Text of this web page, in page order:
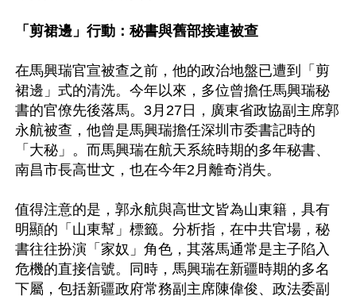
「剪裙邊」行動：秘書與舊部接連被查
在馬興瑞官宣被查之前，他的政治地盤已遭到「剪
裙邊」式的清洗。今年以來，多位曾擔任馬興瑞秘
書的官僚先後落馬。3月27日，廣東省政協副主席郭
永航被查，他曾是馬興瑞擔任深圳市委書記時的
「大秘」。而馬興瑞在航天系統時期的多年秘書、
南昌市長高世文，也在今年2月離奇消失。
值得注意的是，郭永航與高世文皆為山東籍，具有
明顯的「山東幫」標籤。分析指，在中共官場，秘
書往往扮演「家奴」角色，其落馬通常是主子陷入
危機的直接信號。同時，馬興瑞在新疆時期的多名
下屬，包括新疆政府常務副主席陳偉俊、政法委副